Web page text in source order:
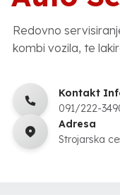
Redovno
kombi vozila, te
Kontakt
091/222-
Adresa
Strojarska